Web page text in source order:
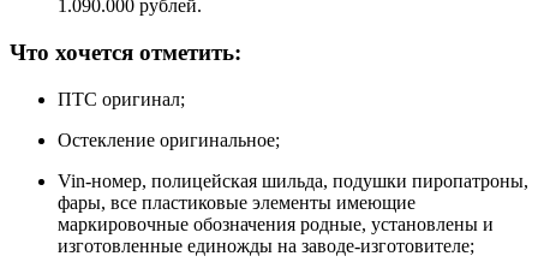
1.090.000 рублей.
Что хочется отметить:
ПТС оригинал;
Остекление оригинальное;
Vin-номер, полицейская шильда, подушки пиропатроны,
фары, все пластиковые элементы имеющие
маркировочные обозначения родные, установлены и
изготовленные единожды на заводе-изготовителе;